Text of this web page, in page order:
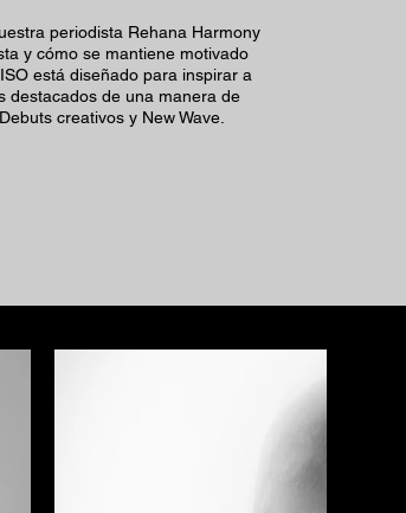
periodista Rehana Harmony
y cómo se mantiene motivado
está diseñado para inspirar a
destacados de una manera de
creativos y New Wave.